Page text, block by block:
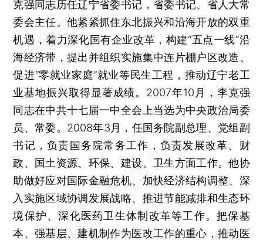
克强同志历任辽宁省委书记，省委书记、省人大常
委会主任。他紧紧抓住东北振兴和沿海开放的双重
机遇，着力深化国有企业改革，构建“五点一线”沿
海经济带，提出并组织实施集中连片棚户区改造、
促进“零就业家庭”就业等民生工程，推动辽宁老工
业基地振兴取得显著成绩。2007年10月，李克强
同志在中共十七届一中全会上当选为中央政治局委
员、常委。2008年3月，任国务院副总理、党组副
书记，负责国务院常务工作，负责发展改革、财
政、国土资源、环保、建设、卫生方面工作。他协
助做好应对国际金融危机、加快经济结构调整、深
入实施区域协调发展战略、推进节能减排和生态环
境保护、深化医药卫生体制改革等工作。把保基
本、强基层、建机制作为医改工作的重心，推动医